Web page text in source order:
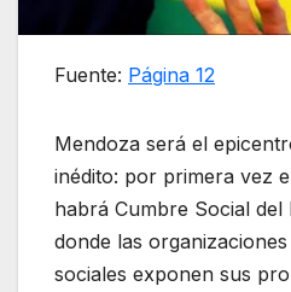
Fuente: Página 12
Mendoza será el
inédito: por primera vez
habrá Cumbre Social
donde las
sociales exponen sus